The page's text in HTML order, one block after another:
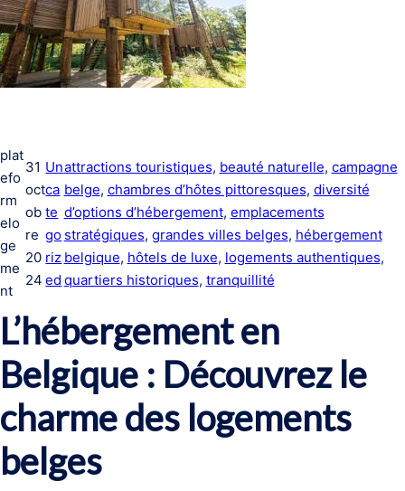
plat
efo
rm
elo
ge
me
nt
31
oct
ob
re
20
24
Un
ca
te
go
riz
ed
attractions touristiques, beauté naturelle, campagne
belge, chambres d’hôtes pittoresques, diversité
d’options d’hébergement, emplacements
stratégiques, grandes villes belges, hébergement
belgique, hôtels de luxe, logements authentiques
quartiers historiques, tranquillité
L’hébergement en
Belgique : Découvrez le
charme des logements
belges